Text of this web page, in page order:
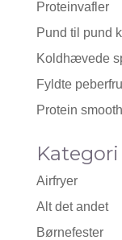
Proteinvafler
Pund til pund
Koldhævede
Fyldte
Protein
Kategori
Airfryer
Alt det andet
Børnefester